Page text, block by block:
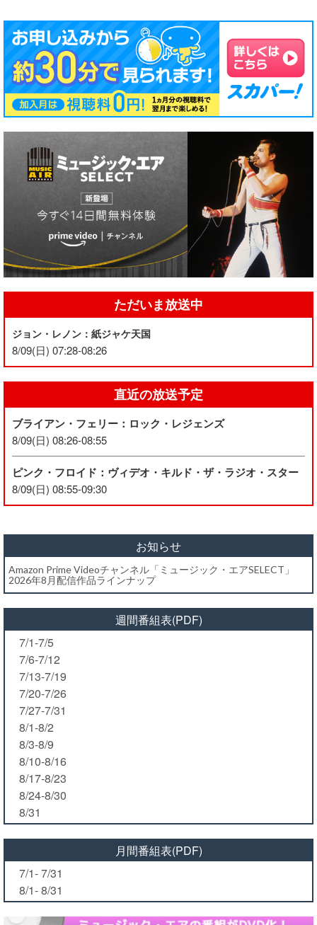
ただいま放送中
ジョン・レノン：紙ジャケ天国
8/09(日) 07:28-08:26
直近の放送予定
ブライアン・フェリー：ロック・レジェンズ
8/09(日) 08:26-08:55
ピンク・フロイド：ヴィデオ・キルド・ザ・ラジオ・スター
8/09(日) 08:55-09:30
お知らせ
Amazon Prime Videoチャンネル「ミュージック・エアSELECT」
2026年8月配信作品ラインナップ
週間番組表(PDF)
7/1-7/5
7/6-7/12
7/13-7/19
7/20-7/26
7/27-7/31
8/1-8/2
8/3-8/9
8/10-8/16
8/17-8/23
8/24-8/30
8/31
月間番組表(PDF)
7/1- 7/31
8/1- 8/31